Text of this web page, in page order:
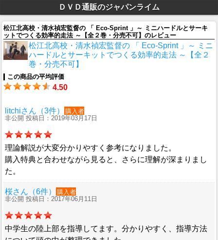
ＤＶＤ通販のジャパンライム
松江北高校・清水禎宏監督の 「 Eco-Sprint 」～ ミニハードルとサーキ
ットでつくる効率的走法 ～【全２巻・分売不可】のレビュー
松江北高校・清水禎宏監督の 「 Eco-Sprint 」～ ミニ
ハードルとサーキットでつくる効率的走法 ～【全２
巻・分売不可】
この商品の平均評価
4.50
litchiさん（3件）
購入者
非公開 投稿日：2019年03月17日
理論解説が大変分かりやすく参考になりました。
購入特典と合わせながら見ると、さらに理解が深まりまし
た。
桜さん（6件）
購入者
非公開 投稿日：2017年06月11日
中学生の陸上部を指導してます。分かりやすく、指導方法